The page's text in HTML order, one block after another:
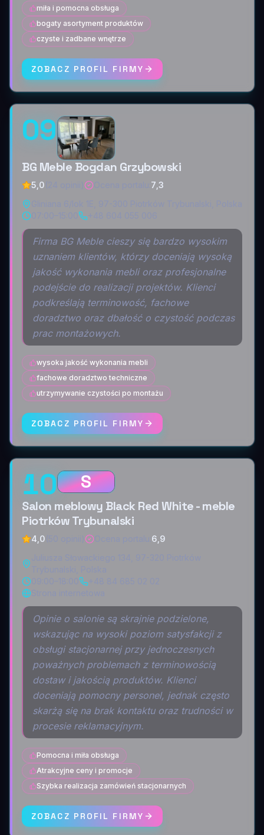
miła i pomocna obsługa
bogaty asortyment produktów
czyste i zadbane wnętrze
ZOBACZ PROFIL FIRMY
09
BG Meble Bogdan Grzybowski
5,0
7,3
Firma BG Meble cieszy się bardzo wysokim
uznaniem klientów, którzy doceniają wysoką
jakość wykonania mebli oraz profesjonalne
podejście do realizacji projektów. Klienci
podkreślają terminowość, fachowe
doradztwo oraz dbałość o czystość podczas
prac montażowych.
wysoka jakość wykonania mebli
fachowe doradztwo techniczne
utrzymywanie czystości po montażu
ZOBACZ PROFIL FIRMY
10 S
Salon meblowy Black Red White - meble
Piotrków Trybunalski
4,0
6,9
Opinie o salonie są skrajnie podzielone,
wskazując na wysoki poziom satysfakcji z
obsługi stacjonarnej przy jednoczesnych
poważnych problemach z terminowością
dostaw i jakością produktów. Klienci
doceniają pomocny personel, jednak często
skarżą się na brak kontaktu oraz trudności w
procesie reklamacyjnym.
Pomocna i miła obsługa
Atrakcyjne ceny i promocje
Szybka realizacja zamówień stacjonarnych
ZOBACZ PROFIL FIRMY